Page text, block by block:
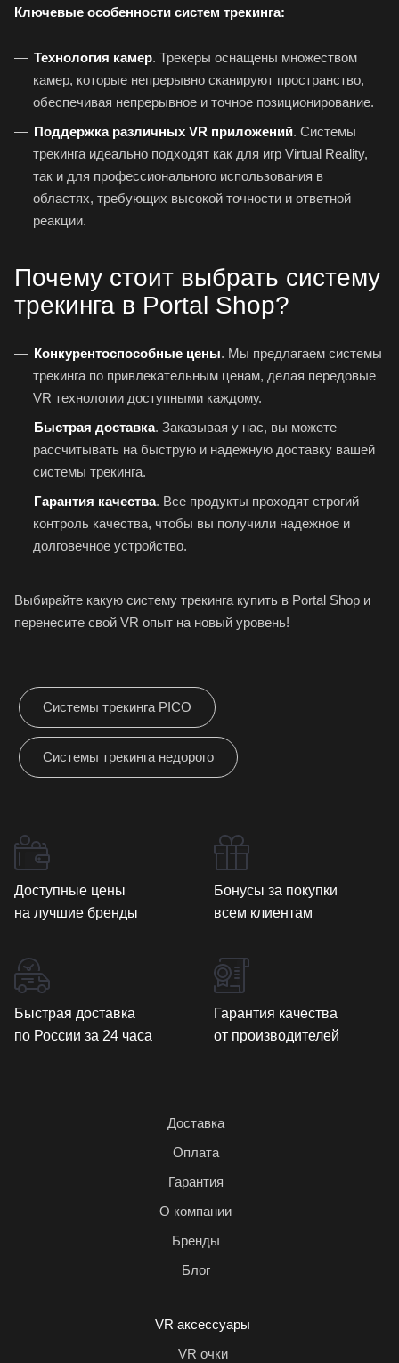
Ключевые особенности систем трекинга:
Технология камер. Трекеры оснащены множеством
камер, которые непрерывно сканируют пространство,
обеспечивая непрерывное и точное позиционирование.
Поддержка различных VR приложений. Системы
трекинга идеально подходят как для игр Virtual Reality,
так и для профессионального использования в
областях, требующих высокой точности и ответной
реакции.
Почему стоит выбрать систему
трекинга в Portal Shop?
Конкурентоспособные цены. Мы предлагаем системы
трекинга по привлекательным ценам, делая передовые
VR технологии доступными каждому.
Быстрая доставка. Заказывая у нас, вы можете
рассчитывать на быструю и надежную доставку вашей
системы трекинга.
Гарантия качества. Все продукты проходят строгий
контроль качества, чтобы вы получили надежное и
долговечное устройство.
Выбирайте какую систему трекинга купить в Portal Shop и
перенесите свой VR опыт на новый уровень!
Системы трекинга PICO
Системы трекинга недорого
Доступные цены
на лучшие бренды
Бонусы за покупки
всем клиентам
Быстрая доставка
по России за 24 часа
Гарантия качества
от производителей
Доставка
Оплата
Гарантия
О компании
Бренды
Блог
VR аксессуары
VR очки